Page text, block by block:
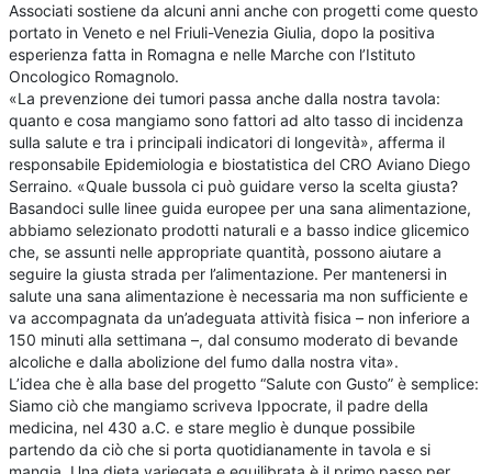
Associati sostiene da alcuni anni anche con progetti come questo
portato in Veneto e nel Friuli-Venezia Giulia, dopo la positiva
esperienza fatta in Romagna e nelle Marche con l’Istituto
Oncologico Romagnolo.
«La prevenzione dei tumori passa anche dalla nostra tavola:
quanto e cosa mangiamo sono fattori ad alto tasso di incidenza
sulla salute e tra i principali indicatori di longevità», afferma il
responsabile Epidemiologia e biostatistica del CRO Aviano Diego
Serraino. «Quale bussola ci può guidare verso la scelta giusta?
Basandoci sulle linee guida europee per una sana alimentazione,
abbiamo selezionato prodotti naturali e a basso indice glicemico
che, se assunti nelle appropriate quantità, possono aiutare a
seguire la giusta strada per l’alimentazione. Per mantenersi in
salute una sana alimentazione è necessaria ma non sufficiente e
va accompagnata da un’adeguata attività fisica – non inferiore a
150 minuti alla settimana –, dal consumo moderato di bevande
alcoliche e dalla abolizione del fumo dalla nostra vita».
L’idea che è alla base del progetto “Salute con Gusto” è semplice:
Siamo ciò che mangiamo scriveva Ippocrate, il padre della
medicina, nel 430 a.C. e stare meglio è dunque possibile
partendo da ciò che si porta quotidianamente in tavola e si